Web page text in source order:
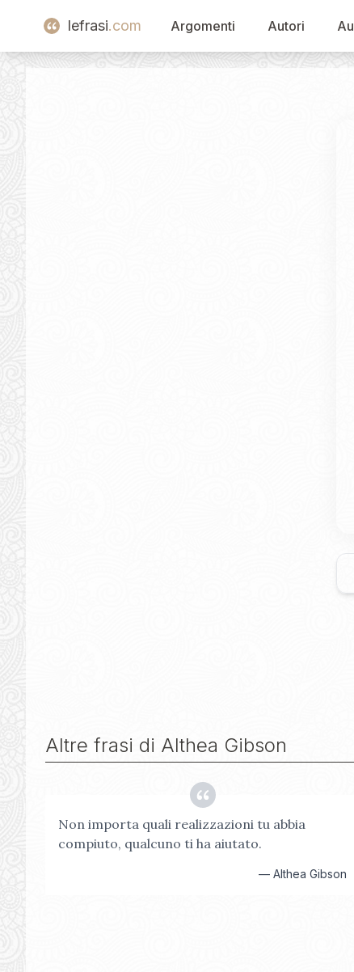
lefrasi.com Argomenti Autori
Altre frasi di Althea Gibson
Non importa quali realizzazioni tu abbia
compiuto, qualcuno ti ha aiutato.
—Althea Gibson